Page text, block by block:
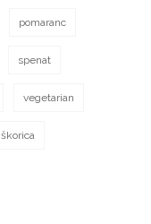
pomaranc
spenat
vegetarian
škorica